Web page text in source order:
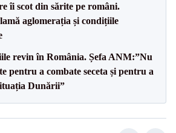
îi scot din sărite pe români.
aglomerația și condițiile
revin în România. Șefa ANM:”Nu
pentru a combate seceta și pentru a
Dunării”